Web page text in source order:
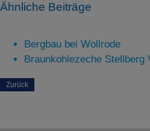
Ähnliche Beiträge
Bergbau bei Wollrode
Braunkohlezeche Stellberg
Zurück